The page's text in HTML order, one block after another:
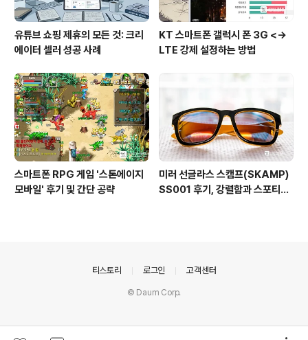
유튜브 쇼핑 제휴의 모든 것: 크리
에이터 셀러 성공 사례
KT 스마트폰 갤럭시 폰 3G <->
LTE 강제 설정하는 방법
스마트폰 RPG 게임 '스톤에이지
모바일' 후기 및 간단 공략
미러 선글라스 스캠프(SKAMP)
SS001 후기, 강렬함과 스포티를
티스토리 로그인 고객센터
© Daum Corp.